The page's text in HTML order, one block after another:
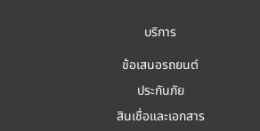
บริการ
ข้อเสนอรถยนต์
ประกันภัย
สินเชื่อและเอกสาร